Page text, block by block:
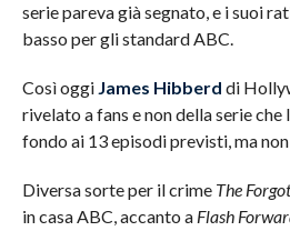
serie pareva già segnato, e i suoi
basso per gli standard ABC.
Così oggi James Hibberd di
rivelato a fans e non della serie
fondo ai 13 episodi previsti, ma
Diversa sorte per il crime The
in casa ABC, accanto a Flash